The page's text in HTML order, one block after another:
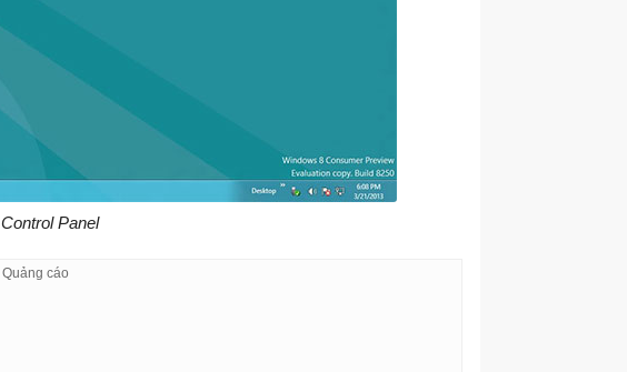
Panel